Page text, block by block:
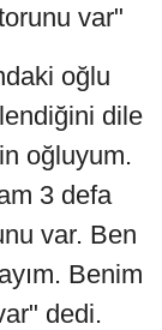
var"
oğlu
dile
oğluyum.
3 defa
var. Ben
Benim
dedi.